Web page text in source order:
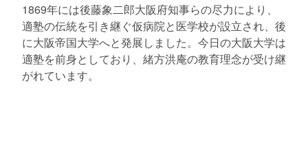
1869年には後藤象二郎大阪府知事らの尽力により、
適塾の伝統を引き継ぐ仮病院と医学校が設立され、後
に大阪帝国大学へと発展しました。今日の大阪大学は
適塾を前身としており、緒方洪庵の教育理念が受け継
がれています。